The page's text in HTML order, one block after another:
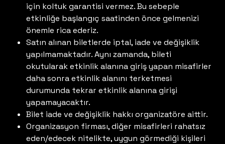
için koltuk garantisi vermez. Bu sebeple
etkinliğe başlangıç saatinden önce gelmenizi
önemle rica ederiz.
Satın alınan biletlerde iptal, iade ve değişiklik
yapılmamaktadır. Aynı zamanda, bileti
okutularak etkinlik alanına giriş yapan misafirler
daha sonra etkinlik alanını terketmesi
durumunda tekrar etkinlik alanına girişi
yapamayacaktır.
Bilet iade ve değişiklik hakkı organizatöre aittir.
Organizasyon firması, diğer misafirleri rahatsız
eden/edecek nitelikte, uygun görmediği kişileri